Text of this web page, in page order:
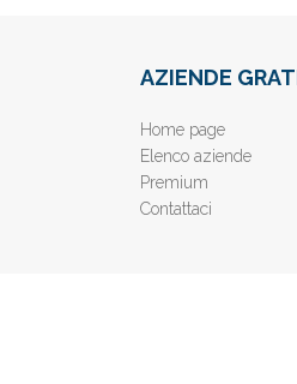
AZIENDE
Home page
Elenco aziende
Premium
Contattaci